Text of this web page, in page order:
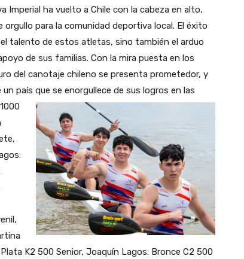
Imperial ha vuelto a Chile con la cabeza en alto,
para la comunidad deportiva local. El éxito
talento de estos atletas, sino también el arduo
de sus familias. Con la mira puesta en los
del canotaje chileno se presenta prometedor, y
país que se enorgullece de sus logros en las
K2 500 Senior, Joaquín Lagos: Bronce C2 500